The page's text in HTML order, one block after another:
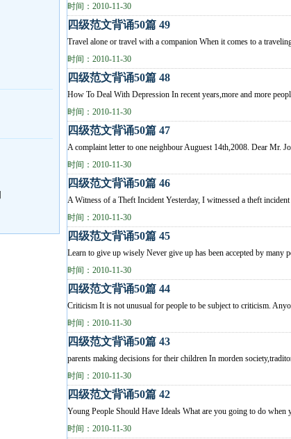
时间：2010-11-30
四级范文背诵50篇 49
Travel alone or travel with a companion When it comes to a
时间：2010-11-30
四级范文背诵50篇 48
How To Deal With Depression In recent years,more and more
时间：2010-11-30
四级范文背诵50篇 47
A complaint letter to one neighbour Auguest 14th,2008. Dear Mr.
时间：2010-11-30
四级范文背诵50篇 46
A Witness of a Theft Incident Yesterday, I witnessed a theft
时间：2010-11-30
四级范文背诵50篇 45
Learn to give up wisely Never give up has been accepted by many
时间：2010-11-30
四级范文背诵50篇 44
Criticism It is not unusual for people to be subject to criticism.
时间：2010-11-30
四级范文背诵50篇 43
parents making decisions for their children In morden
时间：2010-11-30
四级范文背诵50篇 42
Young People Should Have Ideals What are you going to do
时间：2010-11-30